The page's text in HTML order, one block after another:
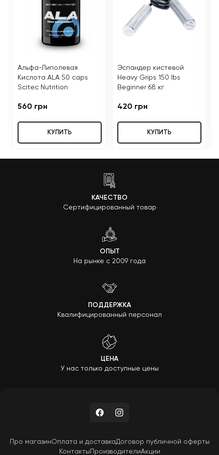
Альфа-Липолевая
Кислота ALA 50 caps
Scitec Nutrition
560 грн
КУПИТЬ
Эспандер кистевой
Heavy Grips 150 lbs
Beginner 68 кг
420 грн
КУПИТЬ
КАЧЕСТВО
Сертифицированный товар
ОПЫТ
На рынке с 2009 года
ПОДДЕРЖКА
Квалифицированный персонал
ЦЕНА
У нас только доступные цены
Про магазинОплата и доставкаДоговор публичной оферты
Контакты ПроизводителиАкции